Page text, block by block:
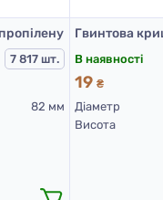
7 817 шт.
82 мм
В наявності
19₴
Діаметр
Висота